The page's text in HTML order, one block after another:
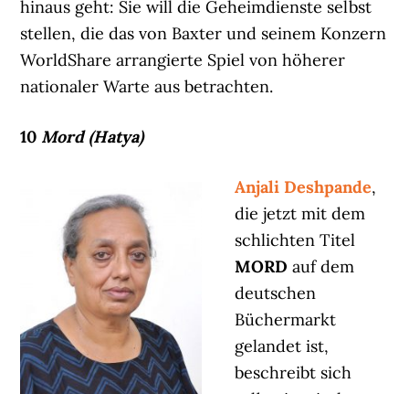
hinaus geht: Sie will die Geheimdienste selbst
stellen, die das von Baxter und seinem Konzern
WorldShare arrangierte Spiel von höherer
nationaler Warte aus betrachten.
10 Mord (Hatya)
Anjali Deshpande,
die jetzt mit dem
schlichten Titel
MORD auf dem
deutschen
Büchermarkt
gelandet ist,
beschreibt sich